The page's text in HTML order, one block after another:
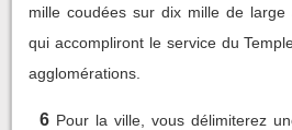
mille coudées sur dix mille de large
qui accompliront le service du
agglomérations.
6 Pour la ville, vous délimiterez